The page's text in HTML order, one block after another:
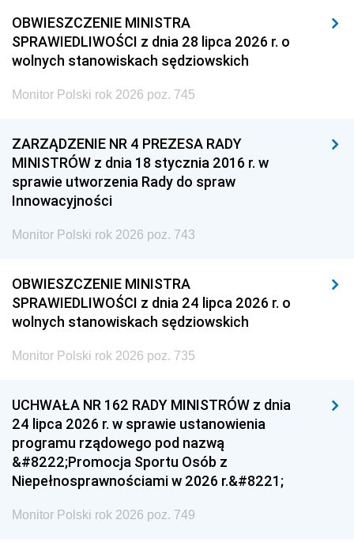
OBWIESZCZENIE MINISTRA
SPRAWIEDLIWOŚCI z dnia 28 lipca 2026 r. o
wolnych stanowiskach sędziowskich
Monitor Polski rok 2026 poz. 745
ZARZĄDZENIE NR 4 PREZESA RADY
MINISTRÓW z dnia 18 stycznia 2016 r. w
sprawie utworzenia Rady do spraw
Innowacyjności
Monitor Polski rok 2026 poz. 743
OBWIESZCZENIE MINISTRA
SPRAWIEDLIWOŚCI z dnia 24 lipca 2026 r. o
wolnych stanowiskach sędziowskich
Monitor Polski rok 2026 poz. 735
UCHWAŁA NR 162 RADY MINISTRÓW z dnia
24 lipca 2026 r. w sprawie ustanowienia
programu rządowego pod nazwą
&#8222;Promocja Sportu Osób z
Niepełnosprawnościami w 2026 r.&#8221;
Monitor Polski rok 2026 poz. 749